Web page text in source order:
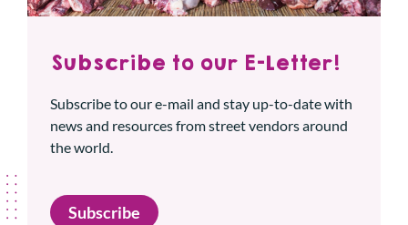
Subscribe to our E-Letter!
Subscribe to our e-mail and stay up-to-date with
news and resources from street vendors around
the world.
Subscribe